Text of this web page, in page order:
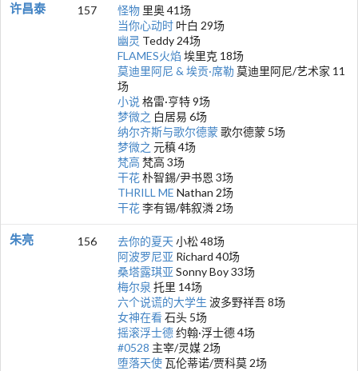
许昌泰 157 怪物 里奥 41场
当你心动时 叶白 29场
幽灵 Teddy 24场
FLAMES火焰 埃里克 18场
莫迪里阿尼 & 埃贡·席勒 莫迪里阿尼/艺术家 11
场
小说 格雷·亨特 9场
梦微之 白居易 6场
纳尔齐斯与歌尔德蒙歌尔德蒙 5场
梦微之 元稹 4场
梵高 梵高 3场
干花朴智錫/尹书恩 3场
THRILL ME Nathan 2场
干花李有锡/韩叙潾 2场
朱亮 156 去你的夏天 小松 48场
阿波罗尼亚 Richard 40场
桑塔露琪亚 Sonny Boy 33场
梅尔泉 托里 14场
六个说谎的大学生 波多野祥吾 8场
女神在看石头 5场
摇滚浮士德约翰·浮士德 4场
#0528 主宰/灵媒 2场
堕落天使 瓦伦蒂诺/贾科莫 2场